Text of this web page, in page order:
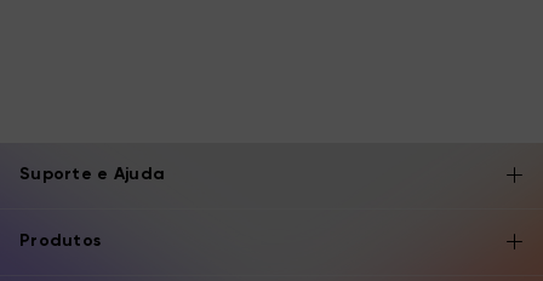
Suporte e Ajuda
Produtos